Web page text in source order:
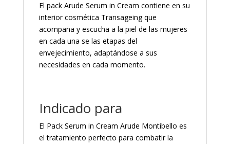
El pack Arude Serum in Cream contiene en su
interior cosmética Transageing que
acompaña y escucha a la piel de las mujeres
en cada una se las etapas del
envejecimiento, adaptándose a sus
necesidades en cada momento.
Indicado para
El Pack Serum in Cream Arude Montibello es
el tratamiento perfecto para combatir la